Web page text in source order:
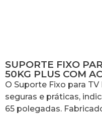
SUPORTE FIXO
50KG PLUS COM
O Suporte Fixo para
seguras e práticas,
65 polegadas.